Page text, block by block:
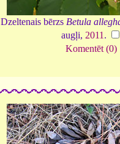
Dzeltenais bērzs Betula
augļi, 2011 .
Komentēt (0)